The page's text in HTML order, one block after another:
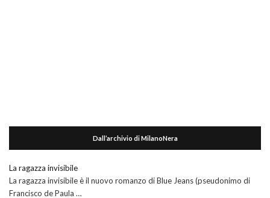
Dall’archivio di MilanoNera
La ragazza invisibile
La ragazza invisibile è il nuovo romanzo di Blue Jeans (pseudonimo di
Francisco de Paula …